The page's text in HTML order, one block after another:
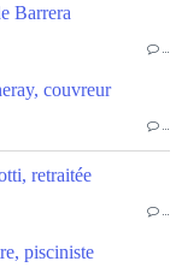
Barrera
…
couvreur
…
retraitée
…
pisciniste